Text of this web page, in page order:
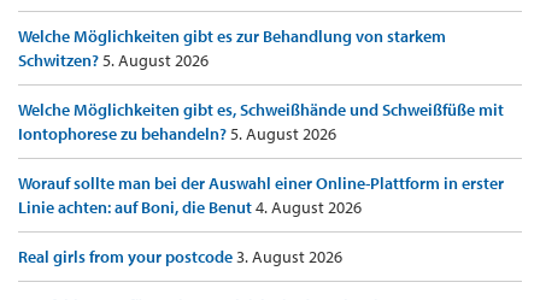
Welche Möglichkeiten gibt es zur Behandlung von starkem
Schwitzen?5. August 2026
Welche Möglichkeiten gibt es, Schweißhände und Schweißfüße mit
Iontophorese zu behandeln?5. August 2026
Worauf sollte man bei der Auswahl einer Online-Plattform in erster
Linie achten: auf Boni, die Benut4. August 2026
Real girls from your postcode3. August 2026